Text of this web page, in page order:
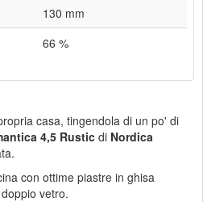
130 mm
66 %
casa, tingendola di un po' di
4,5 Rusticdi Nordica
con ottime piastre in ghisa
vetro.